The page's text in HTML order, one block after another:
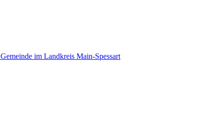
Gemeinde im Landkreis Main-Spessart